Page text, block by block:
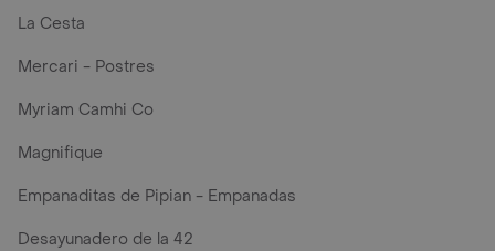
La Cesta
Mercari - Postres
Myriam Camhi Co
Magnifique
Empanaditas de Pipian - Empanadas
Desayunadero de la 42